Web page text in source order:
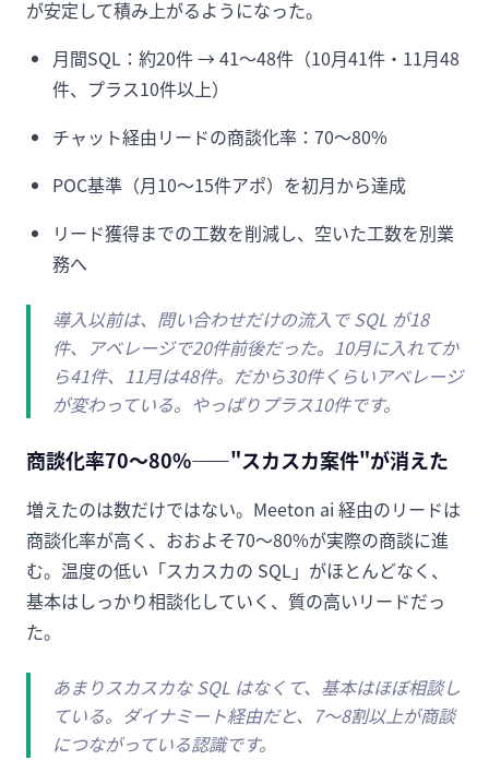
が安定して積み上がるようになった。
月間SQL：約20件 → 41〜48件（10月41件・11月48
件、プラス10件以上）
チャット経由リードの商談化率：70〜80%
POC基準（月10〜15件アポ）を初月から達成
リード獲得までの工数を削減し、空いた工数を別業
務へ
導入以前は、問い合わせだけの流入で SQL が18
件、アベレージで20件前後だった。10月に入れてか
ら41件、11月は48件。だから30件くらいアベレージ
が変わっている。やっぱりプラス10件です。
商談化率70〜80%——"スカスカ案件"が消えた
増えたのは数だけではない。Meeton ai 経由のリードは
商談化率が高く、おおよそ70〜80%が実際の商談に進
む。温度の低い「スカスカの SQL」がほとんどなく、
基本はしっかり相談化していく、質の高いリードだっ
た。
あまりスカスカな SQL はなくて、基本はほぼ相談し
ている。ダイナミート経由だと、7〜8割以上が商談
につながっている認識です。